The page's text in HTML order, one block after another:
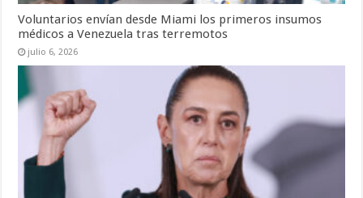
Voluntarios envían desde Miami los primeros insumos
médicos a Venezuela tras terremotos
julio 6, 2026